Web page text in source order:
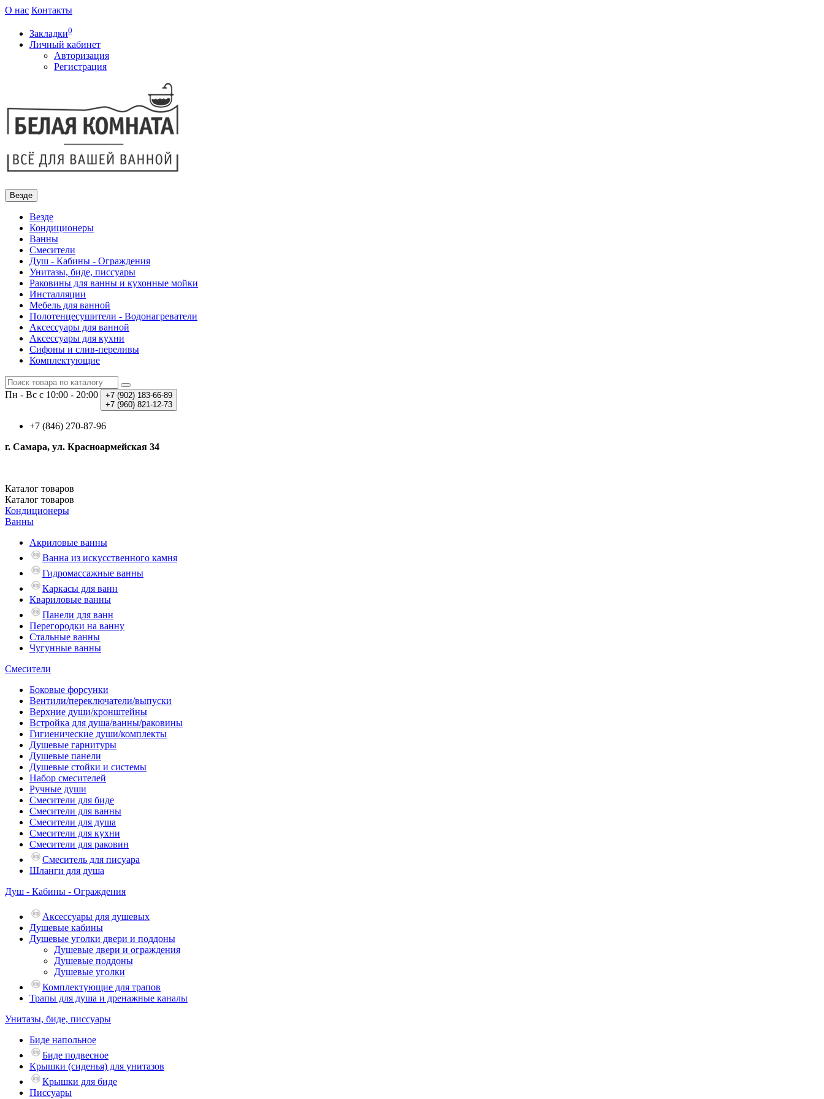
О нас Контакты
Закладки0
Личный кабинет
Авторизация
Регистрация
Везде
Везде
Кондиционеры
Ванны
Смесители
Душ - Кабины - Ограждения
Унитазы, биде, писсуары
Раковины для ванны и кухонные мойки
Инсталляции
Мебель для ванной
Полотенцесушители - Водонагреватели
Аксессуары для ванной
Аксессуары для кухни
Сифоны и слив-переливы
Комплектующие
Пн - Вс с 10:00 - 20:00 +7 (902) 183-66-89
+7 (960) 821-12-73
+7 (846) 270-87-96
г. Самара, ул. Красноармейская 34
Каталог товаров
Каталог товаров
Кондиционеры
Ванны
Акриловые ванны
Ванна из искусственного камня
Гидромассажные ванны
Каркасы для ванн
Квариловые ванны
Панели для ванн
Перегородки на ванну
Стальные ванны
Чугунные ванны
Смесители
Боковые форсунки
Вентили/переключатели/выпуски
Верхние души/кронштейны
Встройка для душа/ванны/раковины
Гигиенические души/комплекты
Душевые гарнитуры
Душевые панели
Душевые стойки и системы
Набор смесителей
Ручные души
Смесители для биде
Смесители для ванны
Смесители для душа
Смесители для кухни
Смесители для раковин
Смеситель для писуара
Шланги для душа
Душ - Кабины - Ограждения
Аксессуары для душевых
Душевые кабины
Душевые уголки двери и поддоны
Душевые двери и ограждения
Душевые поддоны
Душевые уголки
Комплектующие для трапов
Трапы для душа и дренажные каналы
Унитазы, биде, писсуары
Биде напольное
Биде подвесное
Крышки (сиденья) для унитазов
Крышки для биде
Писсуары